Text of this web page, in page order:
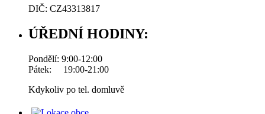
DIČ: CZ43313817
ÚŘEDNÍ HODINY:
Pondělí: 9:00-12:00
Pátek: 19:00-21:00
Kdykoliv po tel. domluvě